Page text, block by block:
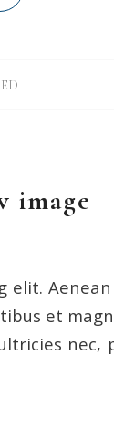
image
elit.
et
nec,